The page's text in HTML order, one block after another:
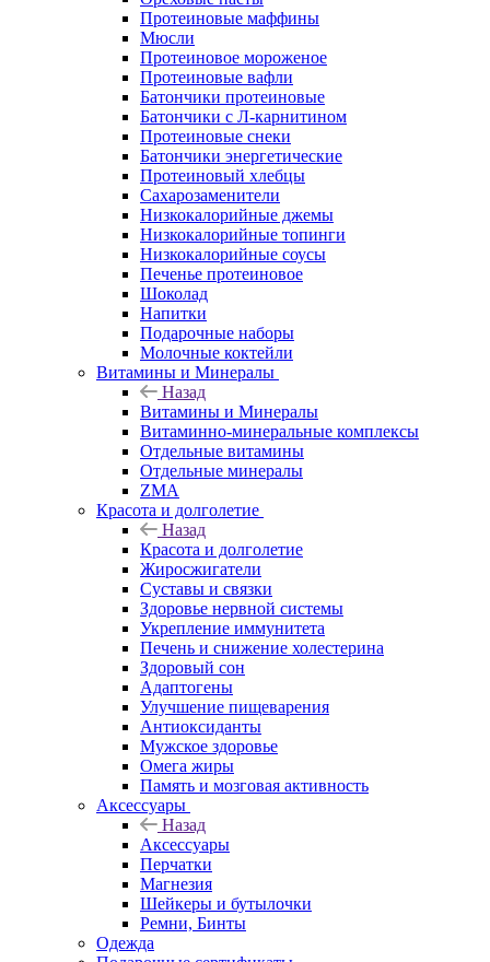
Протеиновые маффины
Мюсли
Протеиновое мороженое
Протеиновые вафли
Батончики протеиновые
Батончики с Л-карнитином
Протеиновые снеки
Батончики энергетические
Протеиновый хлебцы
Сахарозаменители
Низкокалорийные джемы
Низкокалорийные топинги
Низкокалорийные соусы
Печенье протеиновое
Шоколад
Напитки
Подарочные наборы
Молочные коктейли
Витамины и Минералы
Назад
Витамины и Минералы
Витаминно-минеральные комплексы
Отдельные витамины
Отдельные минералы
ZMA
Красота и долголетие
Назад
Красота и долголетие
Жиросжигатели
Суставы и связки
Здоровье нервной системы
Укрепление иммунитета
Печень и снижение холестерина
Здоровый сон
Адаптогены
Улучшение пищеварения
Антиоксиданты
Мужское здоровье
Омега жиры
Память и мозговая активность
Аксессуары
Назад
Аксессуары
Перчатки
Магнезия
Шейкеры и бутылочки
Ремни, Бинты
Одежда